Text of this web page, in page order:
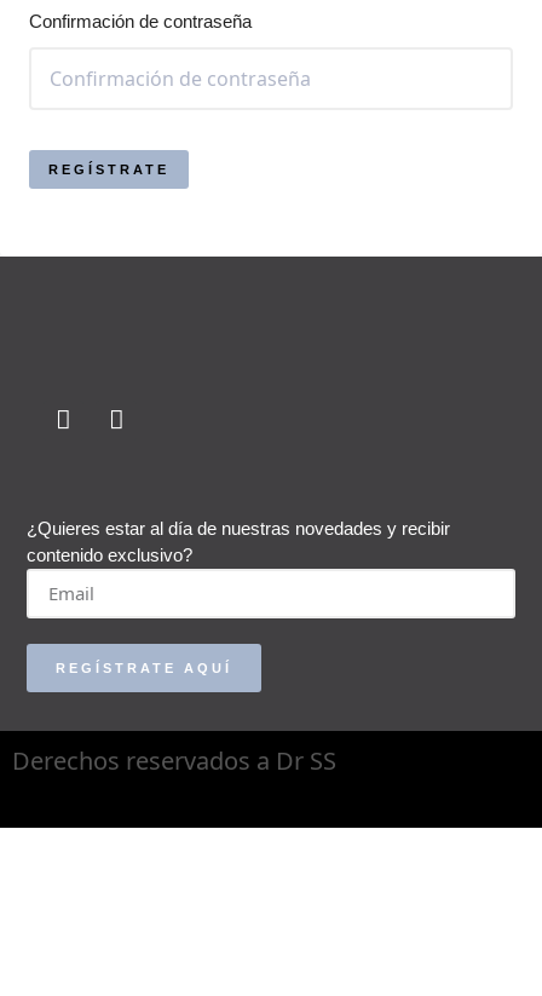
Confirmación de contraseña
REGÍSTRATE
¿Quieres estar al día de nuestras novedades y recibir
contenido exclusivo?
REGÍSTRATE AQUÍ
Derechos reservados a Dr SS